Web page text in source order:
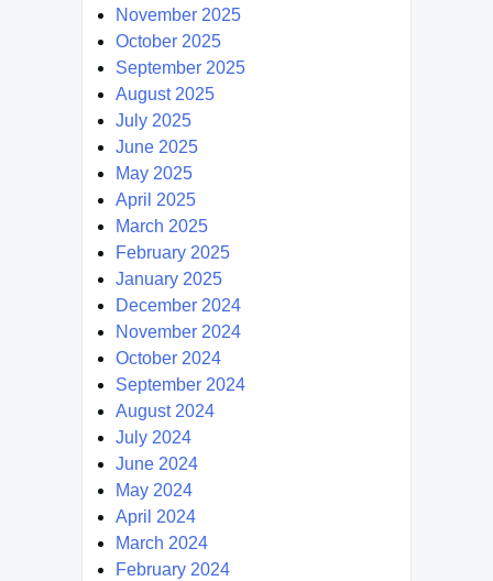
November 2025
October 2025
September 2025
August 2025
July 2025
June 2025
May 2025
April 2025
March 2025
February 2025
January 2025
December 2024
November 2024
October 2024
September 2024
August 2024
July 2024
June 2024
May 2024
April 2024
March 2024
February 2024